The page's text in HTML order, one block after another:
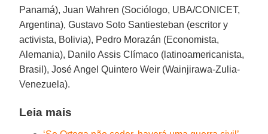
Panamá), Juan Wahren (Sociólogo, UBA/CONICET,
Argentina), Gustavo Soto Santiesteban (escritor y
activista, Bolivia), Pedro Morazán (Economista,
Alemania), Danilo Assis Clímaco (latinoamericanista,
Brasil), José Angel Quintero Weir (Wainjirawa-Zulia-
Venezuela).
Leia mais